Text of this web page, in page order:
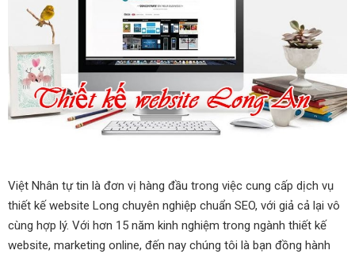
Việt Nhân tự tin là đơn vị hàng đầu trong việc cung cấp dịch vụ
thiết kế website Long chuyên nghiệp chuẩn SEO, với giả cả lại vô
cùng hợp lý. Với hơn 15 năm kinh nghiệm trong ngành thiết kế
website, marketing online, đến nay chúng tôi là bạn đồng hành